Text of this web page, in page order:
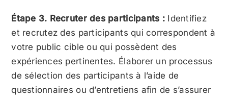
Étape 3. Recruter des participants :Identifiez
et recrutez des participants qui correspondent à
votre public cible ou qui possèdent des
expériences pertinentes. Élaborer un processus
de sélection des participants à l’aide de
questionnaires ou d’entretiens afin de s’assurer